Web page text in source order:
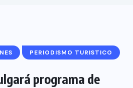
PERIODISMO TURISTICO
programa de